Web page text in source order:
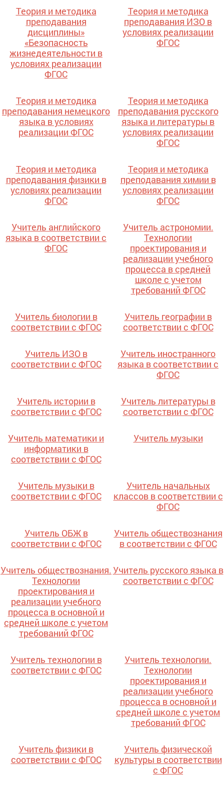
Теория и методика
преподавания
дисциплины»
«Безопасность
жизнедеятельности в
условиях реализации
ФГОС
Теория и методика
преподавания ИЗО в
условиях реализации
ФГОС
Теория и методика
преподавания немецкого
языка в условиях
реализации ФГОС
Теория и методика
преподавания русского
языка и литературы в
условиях реализации
ФГОС
Теория и методика
преподавания физики в
условиях реализации
ФГОС
Теория и методика
преподавания химии в
условиях реализации
ФГОС
Учитель английского
языка в соответствии с
ФГОС
Учитель астрономии.
Технологии
проектирования и
реализации учебного
процесса в средней
школе с учетом
требований ФГОС
Учитель биологии в
соответствии с ФГОС
Учитель географии в
соответствии с ФГОС
Учитель ИЗО в
соответствии с ФГОС
Учитель иностранного
языка в соответствии с
ФГОС
Учитель истории в
соответствии с ФГОС
Учитель литературы в
соответствии с ФГОС
Учитель математики и
информатики в
соответствии с ФГОС
Учитель музыки
Учитель музыки в
соответствии с ФГОС
Учитель начальных
классов в соответствии с
ФГОС
Учитель ОБЖ в
соответствии с ФГОС
Учитель обществознания
в соответствии с ФГОС
Учитель обществознания.
Технологии
проектирования и
реализации учебного
процесса в основной и
средней школе с учетом
требований ФГОС
Учитель русского языка в
соответствии с ФГОС
Учитель технологии в
соответствии с ФГОС
Учитель технологии.
Технологии
проектирования и
реализации учебного
процесса в основной и
средней школе с учетом
требований ФГОС
Учитель физики в
соответствии с ФГОС
Учитель физической
культуры в соответствии
с ФГОС